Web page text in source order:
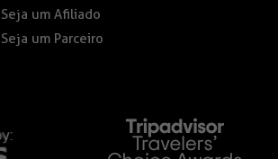
Seja um Afiliado
Seja um Parceiro